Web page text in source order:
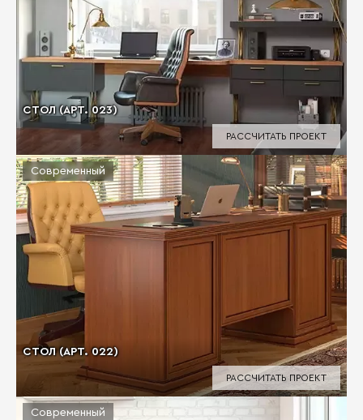
СТОЛ (АРТ. 023)
РАССЧИТАТЬ ПРОЕКТ
СТОЛ (АРТ. 022)
Современный
РАССЧИТАТЬ ПРОЕКТ
Современный